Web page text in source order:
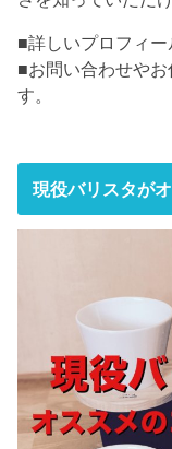
■詳しいプロフィ
■お問い合わせや
す。
現役バリスタが